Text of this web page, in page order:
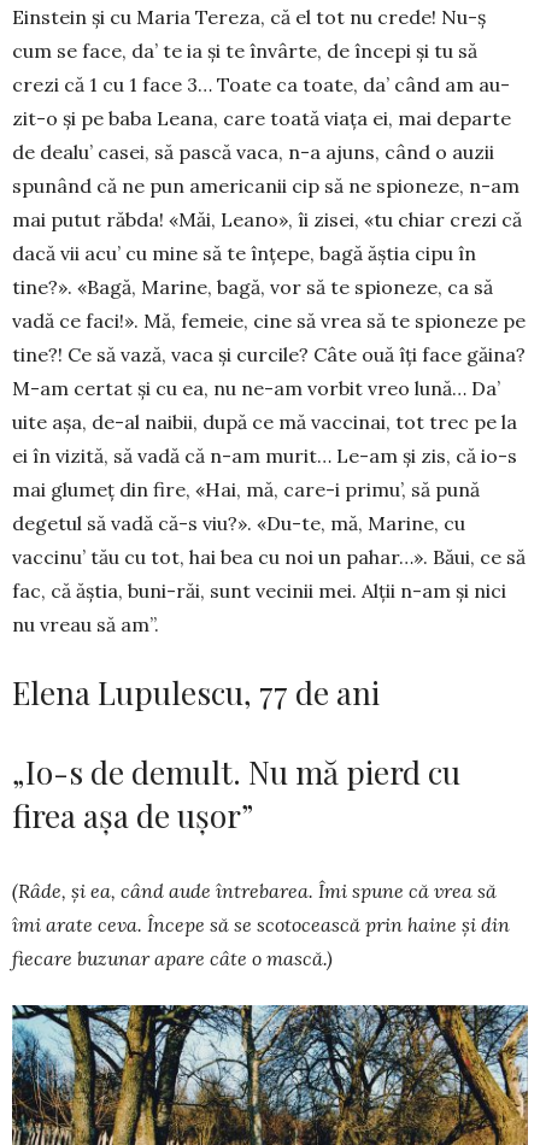
Einstein și cu Maria Te­re­za, că el tot nu crede! Nu-ș
cum se face, da’ te ia și te învârte, de începi și tu să
crezi că 1 cu 1 face 3… Toate ca toate, da’ când am au­
zit-o și pe baba Leana, care toată viața ei, mai departe
de dealu’ casei, să pască vaca, n-a ajuns, când o auzii
spu­nând că ne pun americanii cip să ne spioneze, n-am
mai putut răbda! «Măi, Leano», îi zisei, «tu chiar crezi că
dacă vii acu’ cu mine să te înțepe, bagă ăștia cipu în
tine?». «Bagă, Marine, bagă, vor să te spioneze, ca să
vadă ce faci!». Mă, femeie, cine să vrea să te spioneze pe
tine?! Ce să vază, vaca și curcile? Câte ouă îți face găina?
M-am certat și cu ea, nu ne-am vorbit vreo lună… Da’
uite așa, de-al nai­bii, după ce mă vaccinai, tot trec pe la
ei în vi­zită, să vadă că n-am murit… Le-am și zis, că io-s
mai glumeț din fire, «Hai, mă, care-i primu’, să pu­nă
degetul să vadă că-s viu?». «Du-te, mă, Marine, cu
vaccinu’ tău cu tot, hai bea cu noi un pahar…». Băui, ce să
fac, că ăștia, buni-răi, sunt vecinii mei. Alții n-am și nici
nu vreau să am”.
Elena Lupulescu, 77 de ani
„Io-s de demult. Nu mă pierd cu
firea așa de ușor”
(Râde, și ea, când aude întrebarea. Îmi spune că vrea să
îmi arate ceva. Începe să se scotocească prin haine și din
fiecare buzunar apare câte o mas­că.)